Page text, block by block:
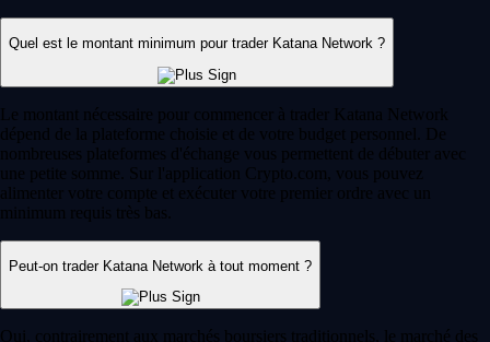
Quel est le montant minimum pour trader Katana Network ?
Le montant nécessaire pour commencer à trader Katana Network
dépend de la plateforme choisie et de votre budget personnel. De
nombreuses plateformes d'échange vous permettent de débuter avec
une petite somme. Sur l'application Crypto.com, vous pouvez
alimenter votre compte et exécuter votre premier ordre avec un
minimum requis très bas.
Peut-on trader Katana Network à tout moment ?
Oui, contrairement aux marchés boursiers traditionnels, le marché des